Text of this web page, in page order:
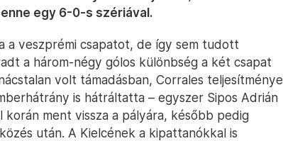
egy 6-0-s szériával.
a veszprémi csapatot, de így sem tudott
a három-négy gólos különbség a két csapat
volt támadásban, Corrales teljesítménye
is hátráltatta – egyszer Sipos Adrián
ment vissza a pályára, később pedig
után. A Kielcének a kipattanókkal is